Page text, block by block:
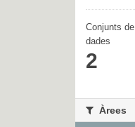
Conjunts de
dades
2
Àrees